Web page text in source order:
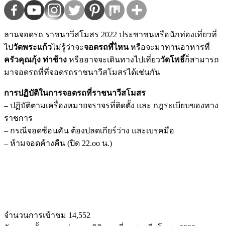
ลานจอดรถ ราชนาวีสโมสร 2022 ประชาชนหรือนักท่องเที่ยวที่
ไปวัดพระแก้วไม่รู้ว่าจะจอดรถที่ไหนหรือจะมาทานอาหารที่
ครัวคุณกุ้ง ท่าช้าง หรืออาจจะเดินทางไปเที่ยววัดโพธิ์ก็สามารถ
มาจอดรถที่ที่จอดรถราชนาวีสโมสรได้เช่นกัน
การปฏิบัติในการจอดรถที่ราชนาวีสโมสร
– ปฏิบัติตามเครื่องหมายจราจรที่ติดตั้ง และ กฎระเบียบของทาง
ราชการ
– กรณีจอดซ้อนคัน ต้องปลดเกียร์ว่าง และเบรคมือ
– ห้ามจอดค้างคืน (ปิด 22.oo น.)
จำนวนการเข้าชม 14,552